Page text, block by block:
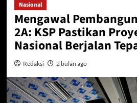
Nasional
Mengawal
2A: KSP Pastikan
Nasional Berjalan
Redaksi 2 bulan ago